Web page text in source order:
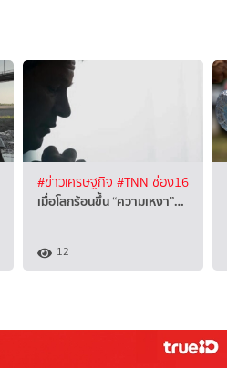
#ข่าวเศรษฐกิจ #TNN ช่อง16
เมื่อโลกร้อนขึ้น “ความเหงา”…
12